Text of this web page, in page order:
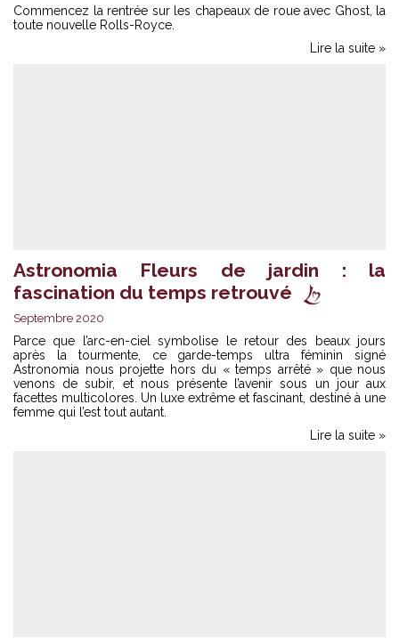
Commencez la rentrée sur les chapeaux de roue avec Ghost, la
toute nouvelle Rolls-Royce.
Lire la suite »
Astronomia Fleurs de jardin : la
fascination du temps retrouvé
Septembre 2020
Parce que l’arc-en-ciel symbolise le retour des beaux jours
après la tourmente, ce garde-temps ultra féminin signé
Astronomia nous projette hors du « temps arrêté » que nous
venons de subir, et nous présente l’avenir sous un jour aux
facettes multicolores. Un luxe extrême et fascinant, destiné à une
femme qui l’est tout autant.
Lire la suite »